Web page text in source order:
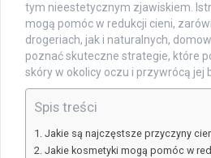
tym nieestetycznym zjawiskiem.
mogą pomóc w redukcji cieni,
drogeriach, jak i naturalnych,
poznać skuteczne strategie, które
skóry w okolicy oczu i przywrócą jej
Spis treści
Jakie są najczęstsze przyczyny
Jakie kosmetyki mogą pomóc w